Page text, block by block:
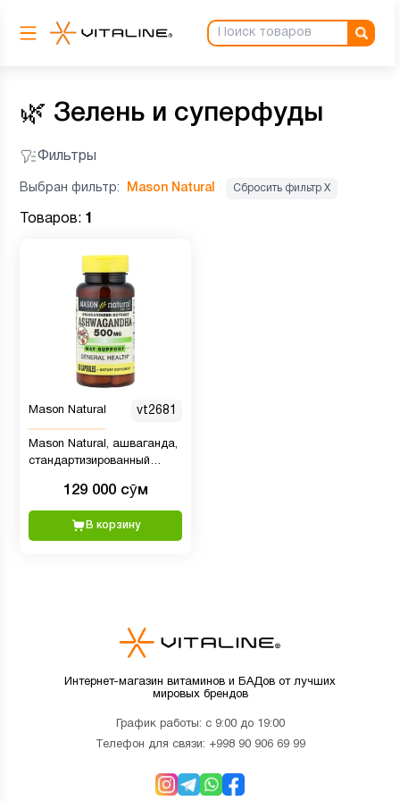
🌿 Зелень и суперфуды
Фильтры
Выбран фильтр: Mason Natural Сбросить фильтр Х
Товаров: 1
Mason Natural vt2681
Mason Natural, ашваганда,
стандартизированный
129 000 сӯм
В корзину
Интернет-магазин витаминов и БАДов от лучших
мировых брендов
График работы: с 9:00 до 19:00
Телефон для связи: +998 90 906 69 99